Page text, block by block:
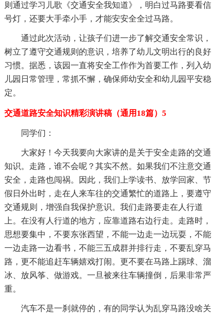
则通过学习儿歌《交通安全我知道》，明白过马路要看信
号灯，还要大手牵小手，才能安安全全过马路。
通过此次活动，让孩子们进一步了解交通安全常识，
树立了遵守交通规则的意识，培养了幼儿文明出行的良好
习惯。据悉，该园一直将安全工作作为首要工作，列入幼
儿园日常管理，常抓不懈，确保师幼安全和幼儿园平安稳
定。
交通道路安全知识精彩演讲稿（通用18篇）5
同学们：
大家好！今天我要向大家讲的是关于安全走路的交通
知识。走路，谁不会呢？其实不然。如果我们不注意交通
安全，走路也闯祸。因此，我们上学读书、放学回家、节
假日外出时，走在人来车往的交通繁忙的道路上，要遵守
交通规则，增强自我保护意识。我们走路要走在人行道
上。在没有人行道的地方，应靠道路右边行走。走路时，
思想要集中，不要东张西望，不能一边走一边玩耍，不能
一边走路一边看书，不能三五成群并排行走，不要乱穿马
路，更不能追赶车辆嬉戏打闹。更不要在马路上踢球、溜
冰、放风筝、做游戏。一旦被来往车辆撞倒，后果非常严
重。
汽车不是一刹就停的，有的同学认为乱穿马路没啥关